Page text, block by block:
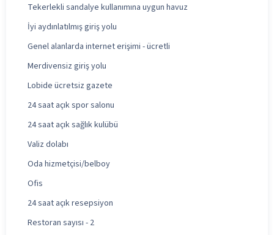
Tekerlekli sandalye kullanımına uygun havuz
İyi aydınlatılmış giriş yolu
Genel alanlarda internet erişimi - ücretli
Merdivensiz giriş yolu
Lobide ücretsiz gazete
24 saat açık spor salonu
24 saat açık sağlık kulübü
Valiz dolabı
Oda hizmetçisi/belboy
Ofis
24 saat açık resepsiyon
Restoran sayısı - 2